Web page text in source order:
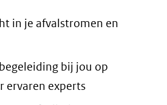
in je afvalstromen en
bij jou op
ervaren experts